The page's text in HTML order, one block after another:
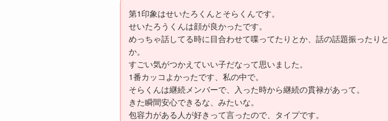
第1印象はせいたろくんとそらくんです。
せいたろうくんは顔が良かったです。
めっちゃ話してる時に目合わせて喋ってたりとか、話の話題振ったりと
か。
すごい気がつかえていい子だなって思いました。
1番カッコよかったです、私の中で。
そらくんは継続メンバーで、入った時から継続の貫禄があって。
きた瞬間安心できるな、みたいな。
包容力がある人が好きって言ったので、タイプです。